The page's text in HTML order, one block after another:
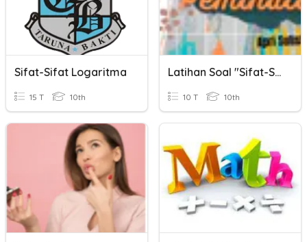
Sifat-Sifat Logaritma
15 T 10th
Latihan Soal "Sifat-Sifat Eksponensial"
10 T 10th